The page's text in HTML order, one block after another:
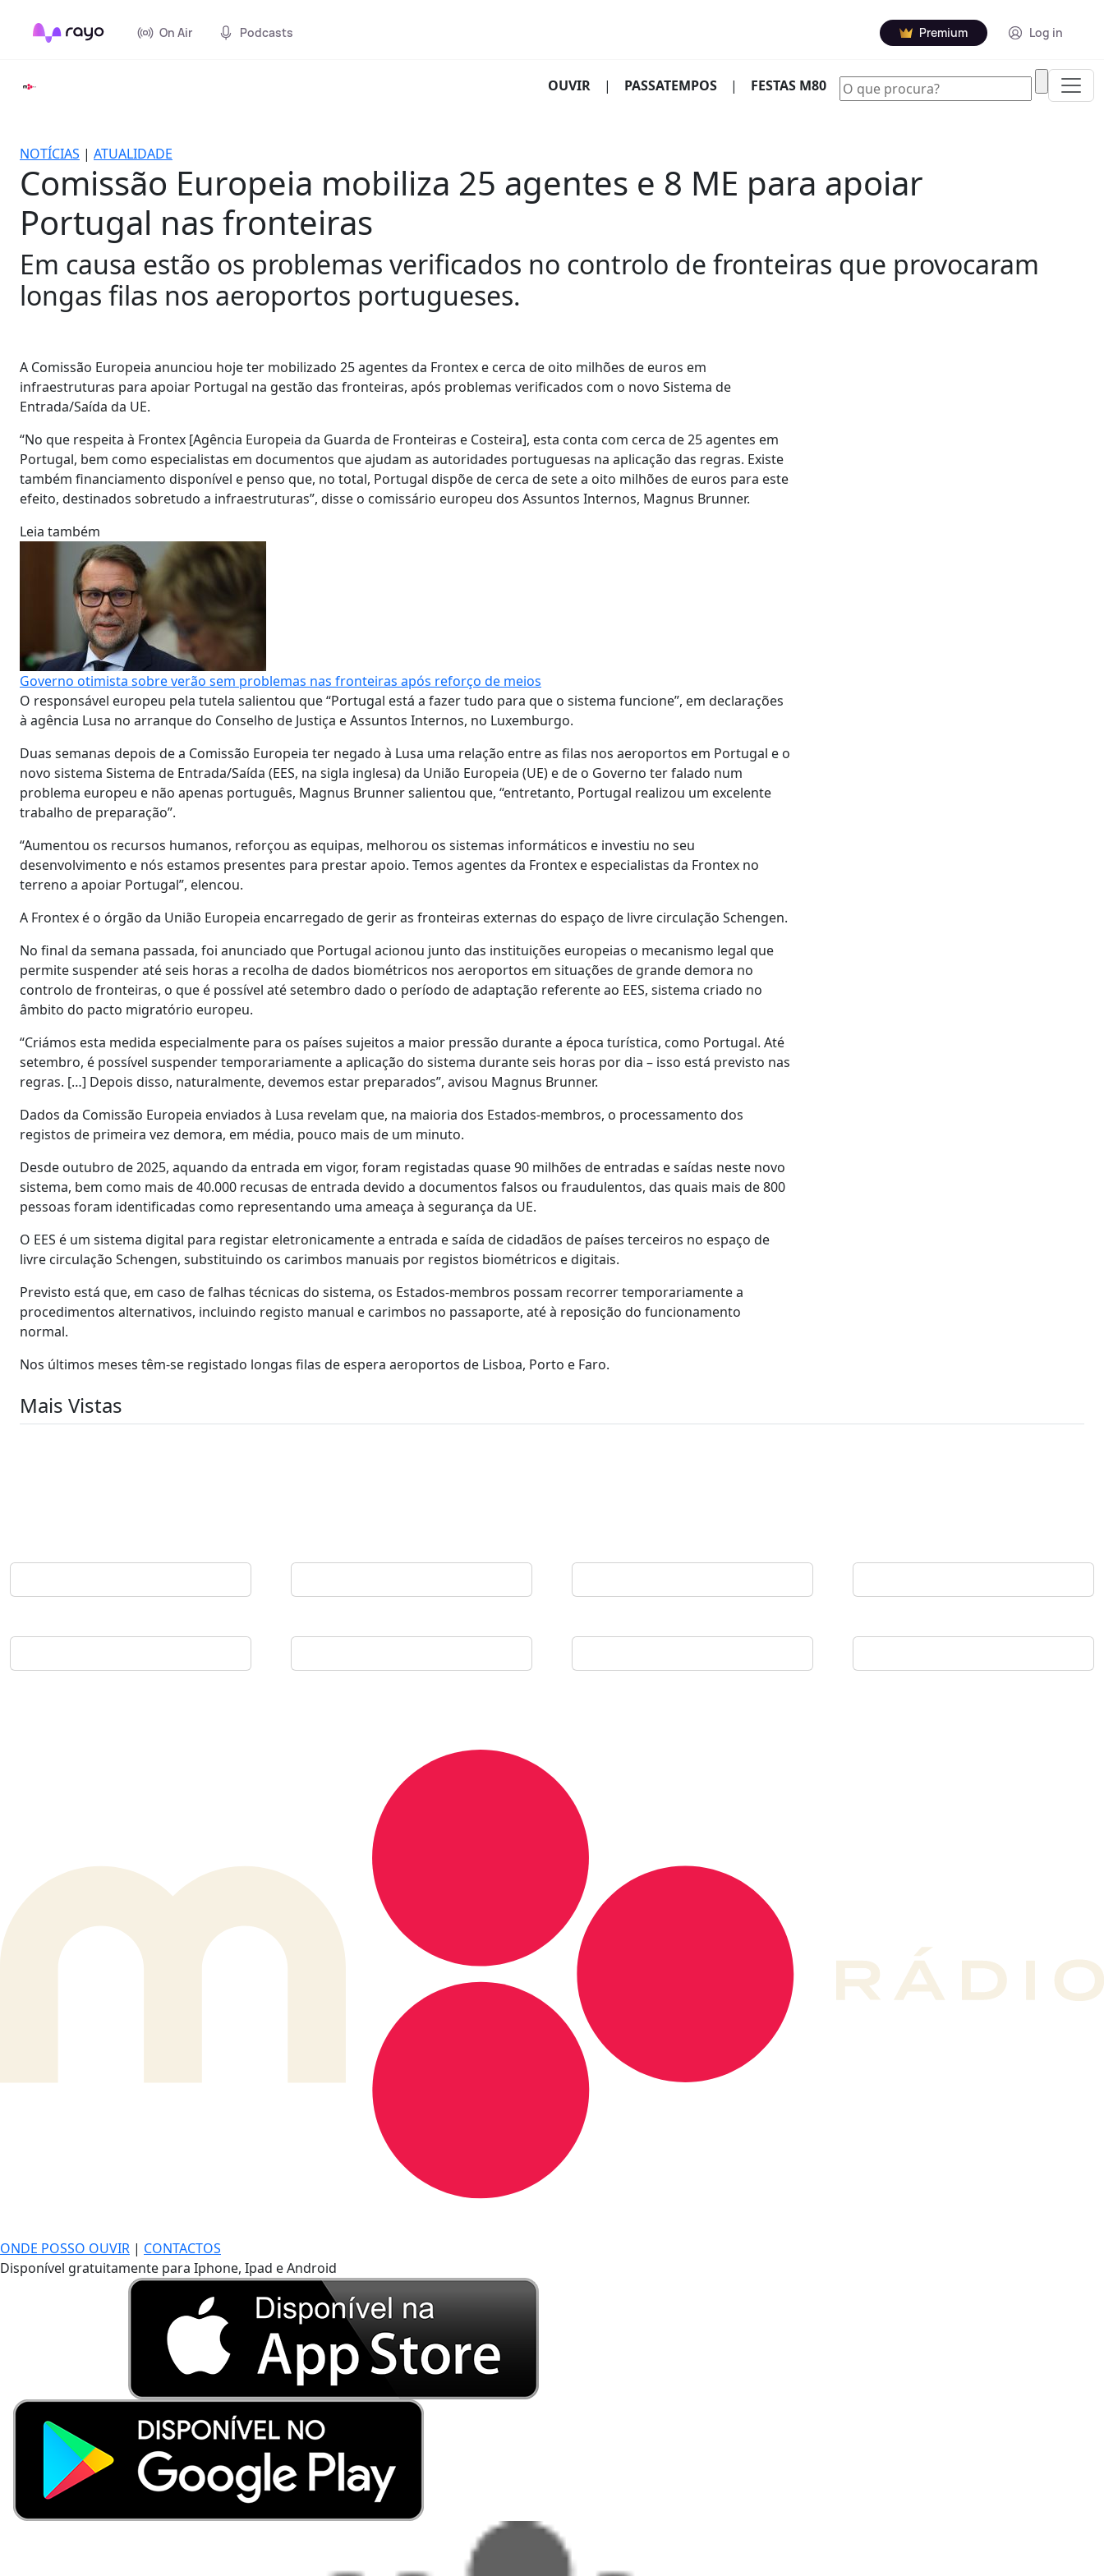
On Air Podcasts Premium Log in
OUVIR (CURRENT)
| PASSATEMPOS | FESTAS M80
NOTÍCIAS | ATUALIDADE
Comissão Europeia mobiliza 25 agentes e 8 ME para apoiar
Portugal nas fronteiras
Em causa estão os problemas verificados no controlo de fronteiras que provocaram
longas filas nos aeroportos portugueses.
A Comissão Europeia anunciou hoje ter mobilizado 25 agentes da Frontex e cerca de oito milhões de euros em
infraestruturas para apoiar Portugal na gestão das fronteiras, após problemas verificados com o novo Sistema de
Entrada/Saída da UE.
“No que respeita à Frontex [Agência Europeia da Guarda de Fronteiras e Costeira], esta conta com cerca de 25 agentes em
Portugal, bem como especialistas em documentos que ajudam as autoridades portuguesas na aplicação das regras. Existe
também financiamento disponível e penso que, no total, Portugal dispõe de cerca de sete a oito milhões de euros para este
efeito, destinados sobretudo a infraestruturas”, disse o comissário europeu dos Assuntos Internos, Magnus Brunner.
Leia também
Governo otimista sobre verão sem problemas nas fronteiras após reforço de meios
O responsável europeu pela tutela salientou que “Portugal está a fazer tudo para que o sistema funcione”, em declarações
à agência Lusa no arranque do Conselho de Justiça e Assuntos Internos, no Luxemburgo.
Duas semanas depois de a Comissão Europeia ter negado à Lusa uma relação entre as filas nos aeroportos em Portugal e o
novo sistema Sistema de Entrada/Saída (EES, na sigla inglesa) da União Europeia (UE) e de o Governo ter falado num
problema europeu e não apenas português, Magnus Brunner salientou que, “entretanto, Portugal realizou um excelente
trabalho de preparação”.
“Aumentou os recursos humanos, reforçou as equipas, melhorou os sistemas informáticos e investiu no seu
desenvolvimento e nós estamos presentes para prestar apoio. Temos agentes da Frontex e especialistas da Frontex no
terreno a apoiar Portugal”, elencou.
A Frontex é o órgão da União Europeia encarregado de gerir as fronteiras externas do espaço de livre circulação Schengen.
No final da semana passada, foi anunciado que Portugal acionou junto das instituições europeias o mecanismo legal que
permite suspender até seis horas a recolha de dados biométricos nos aeroportos em situações de grande demora no
controlo de fronteiras, o que é possível até setembro dado o período de adaptação referente ao EES, sistema criado no
âmbito do pacto migratório europeu.
“Criámos esta medida especialmente para os países sujeitos a maior pressão durante a época turística, como Portugal. Até
setembro, é possível suspender temporariamente a aplicação do sistema durante seis horas por dia – isso está previsto nas
regras. […] Depois disso, naturalmente, devemos estar preparados”, avisou Magnus Brunner.
Dados da Comissão Europeia enviados à Lusa revelam que, na maioria dos Estados-membros, o processamento dos
registos de primeira vez demora, em média, pouco mais de um minuto.
Desde outubro de 2025, aquando da entrada em vigor, foram registadas quase 90 milhões de entradas e saídas neste novo
sistema, bem como mais de 40.000 recusas de entrada devido a documentos falsos ou fraudulentos, das quais mais de 800
pessoas foram identificadas como representando uma ameaça à segurança da UE.
O EES é um sistema digital para registar eletronicamente a entrada e saída de cidadãos de países terceiros no espaço de
livre circulação Schengen, substituindo os carimbos manuais por registos biométricos e digitais.
Previsto está que, em caso de falhas técnicas do sistema, os Estados-membros possam recorrer temporariamente a
procedimentos alternativos, incluindo registo manual e carimbos no passaporte, até à reposição do funcionamento
normal.
Nos últimos meses têm-se registado longas filas de espera aeroportos de Lisboa, Porto e Faro.
Mais Vistas
ONDE POSSO OUVIR | CONTACTOS
Disponível gratuitamente para Iphone, Ipad e Android